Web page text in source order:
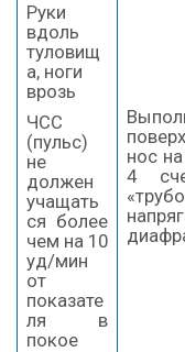
Руки
вдоль
туловищ
а, ноги
врозь
ЧСС
(пульс)
не
должен
учащать
ся более
чем на 10
уд/мин
от
показате
ля в
покое
нос
4